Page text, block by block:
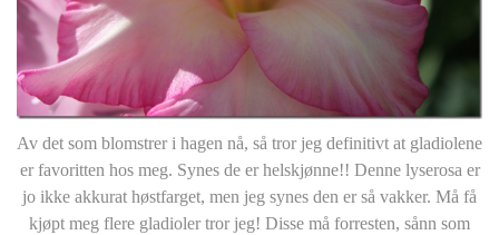
Av det som blomstrer i hagen nå, så tror jeg definitivt at gladiolene
er favoritten hos meg. Synes de er helskjønne!! Denne lyserosa er
jo ikke akkurat høstfarget, men jeg synes den er så vakker. Må få
kjøpt meg flere gladioler tror jeg! Disse må forresten, sånn som